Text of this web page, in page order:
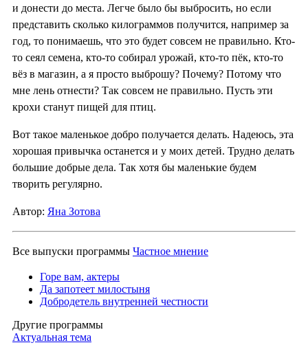
и донести до места. Легче было бы выбросить, но если
представить сколько килограммов получится, например за
год, то понимаешь, что это будет совсем не правильно. Кто-
то сеял семена, кто-то собирал урожай, кто-то пёк, кто-то
вёз в магазин, а я просто выброшу? Почему? Потому что
мне лень отнести? Так совсем не правильно. Пусть эти
крохи станут пищей для птиц.
Вот такое маленькое добро получается делать. Надеюсь, эта
хорошая привычка останется и у моих детей. Трудно делать
большие добрые дела. Так хотя бы маленькие будем
творить регулярно.
Автор: Яна Зотова
Все выпуски программы Частное мнение
Горе вам, актеры
Да запотеет милостыня
Добродетель внутренней честности
Другие программы
Актуальная тема